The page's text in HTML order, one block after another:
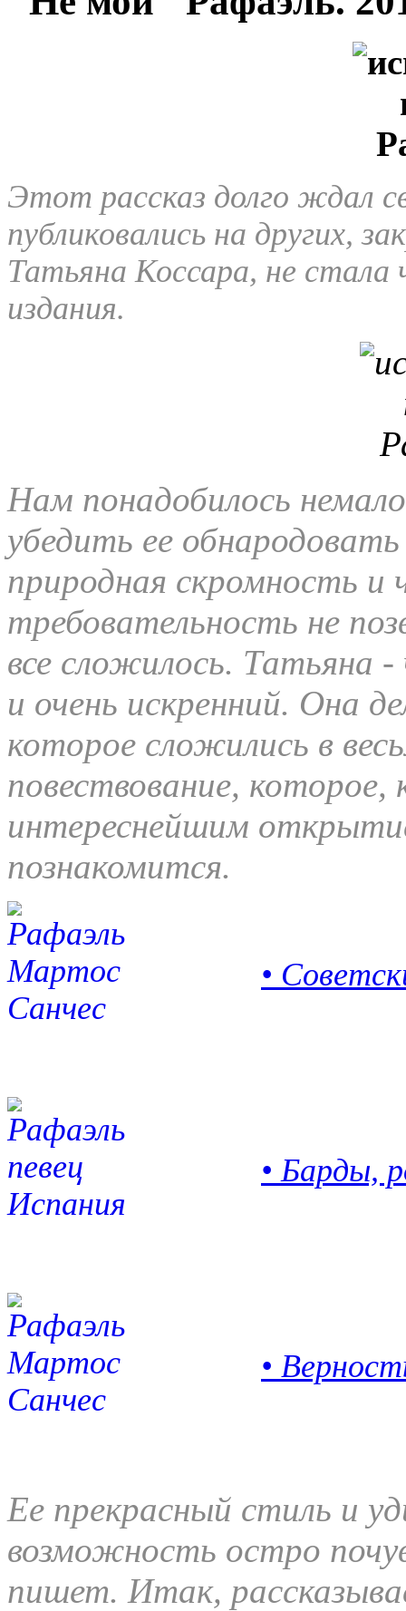
Этот рассказ долго ждал
публиковались на других,
Татьяна Коссара, не
издания.
Нам понадобилось
убедить ее
природная скромность и
требовательность не
все сложилось. Татьяна -
и очень искренний. Она
которое сложились в
повествование,
интереснейшим
познакомится.
•
• Барды,
•
Ее прекрасный стиль и
возможность остро
пишет. Итак,